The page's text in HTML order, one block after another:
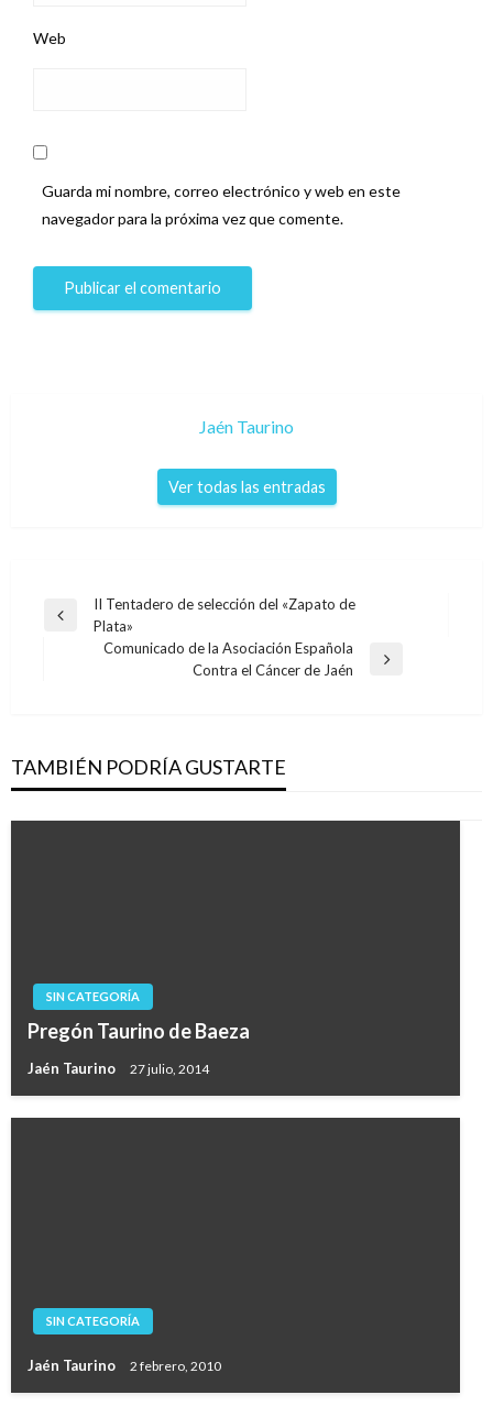
Web
Guarda mi nombre, correo electrónico y web en este
navegador para la próxima vez que comente.
Jaén Taurino
Ver todas las entradas
Navegación
Entrada
II Tentadero de selección del «Zapato de
Plata»
Comunicado de la Asociación Española
Contra el Cáncer de Jaén
TAMBIÉN PODRÍA GUSTARTE
SIN CATEGORÍA
Pregón Taurino de Baeza
Jaén Taurino 27 julio, 2014
SIN CATEGORÍA
Jaén Taurino 2 febrero, 2010